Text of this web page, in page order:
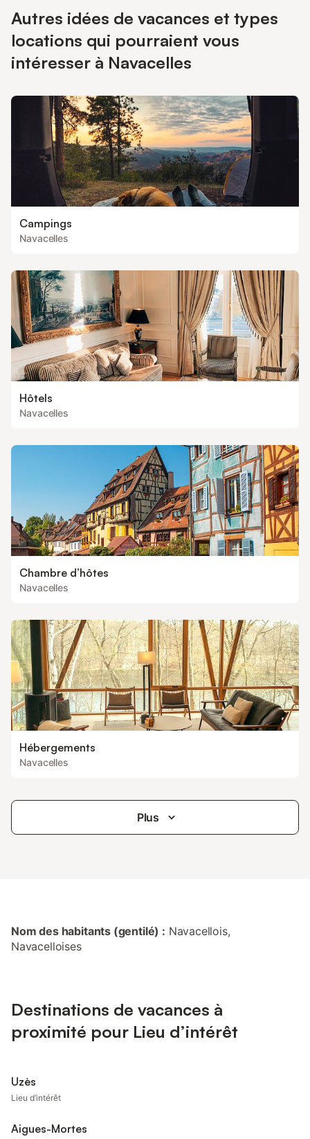
Autres idées de vacances et types
locations qui pourraient vous
intéresser à Navacelles
Campings
Navacelles
Hôtels
Navacelles
Chambre d’hôtes
Navacelles
Hébergements
Navacelles
Plus
Nom des habitants (gentilé) : Navacellois,
Navacelloises
Destinations de vacances à
proximité pour Lieu d’intérêt
Uzès
Lieu d’intérêt
Aigues-Mortes